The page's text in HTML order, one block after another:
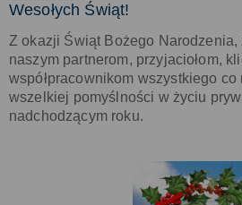
Wesołych Świąt!
Z okazji Świąt Bożego
naszym partnerom, przyjaciołom,
współpracownikom wszystkiego co
wszelkiej pomyślności w życiu
nadchodzącym roku.